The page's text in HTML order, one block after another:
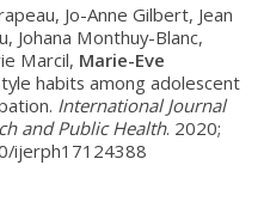
Jo-Anne Gilbert, Jean
Johana Monthuy-Blanc,
Marcil, Marie-Eve
habits among adolescent
International Journal
and Public Health. 2020;
ijerph17124388